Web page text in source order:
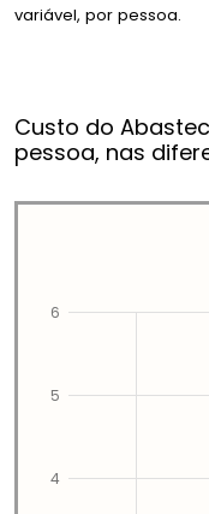
variável, por pessoa.
Custo do
pessoa, nas
4
5
6